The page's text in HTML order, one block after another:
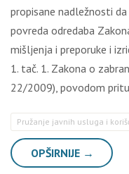
propisane nadležnosti
povreda odredaba
mišljenja i preporuke i
1. tač. 1. Zakona o
22/2009), povodom
Pružanje javnih usluga i
OPŠIRNIJE →